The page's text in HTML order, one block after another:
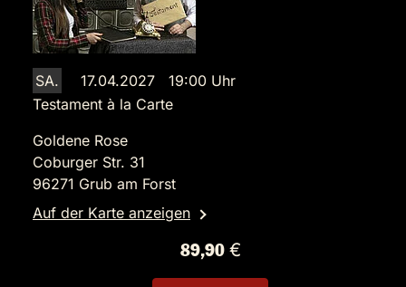
SA.
17.04.2027 19:00 Uhr
Testament à la Carte
Goldene Rose
Coburger Str. 31
96271 Grub am Forst
Auf der Karte anzeigen
89,90 €